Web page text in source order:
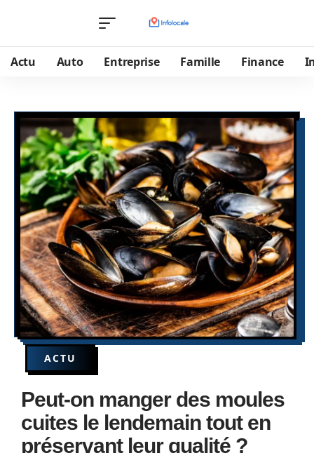
Actu Auto Entreprise Famille Finance
ACTU
Peut-on manger des moules
cuites le lendemain tout en
préservant leur qualité ?